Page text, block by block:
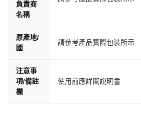
負責商
名稱
原產地/
國
請參考產品實際包裝所示
注意事
項/備註
欄
使用前應詳閱說明書